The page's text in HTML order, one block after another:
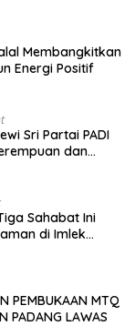
Membangkitkan
Energi Positif
Sri Partai PADI
dan
Sahabat Ini
di Imlek
PEMBUKAAN MTQ
PADANG LAWAS